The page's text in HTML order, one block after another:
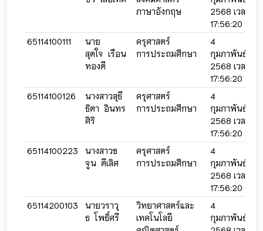
ภาษาอังกฤษ
2568 เวลา
17:56:20
65114100111
นาย
สุดใจ เรือน
ทองดี
ครุศาสตร์
การประถมศึกษา
4
กุมภาพันธ์
2568 เวลา
17:56:20
65114100126
นางสาวสุธี
ธิดา อินทร
ศิริ
ครุศาสตร์
การประถมศึกษา
4
กุมภาพันธ์
2568 เวลา
17:56:20
65114100223
นางสาวข
จูน ดีเลิศ
ครุศาสตร์
การประถมศึกษา
4
กุมภาพันธ์
2568 เวลา
17:56:20
65114200103
นายวราวุ
ธ โพธิ์ศรี
วิทยาศาสตร์และ
เทคโนโลยี
4
กุมภาพันธ์